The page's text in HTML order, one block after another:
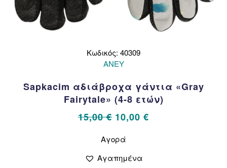
Κωδικός: 40309
ΑΝΕΥ
Sapkacim αδιάβροχα γάντια «Gray
Fairytale» (4-8 ετών)
15,00€ Original
was:
15,00 €.
10,00 €
Αγορά
έχει
Αγαπημένα